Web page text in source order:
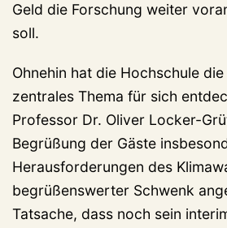
Geld die Forschung weiter
soll.
Ohnehin hat die Hochschule
zentrales Thema für sich
Professor Dr. Oliver Locker-
Begrüßung der Gäste
Herausforderungen des
begrüßenswerter Schwenk
Tatsache, dass noch sein